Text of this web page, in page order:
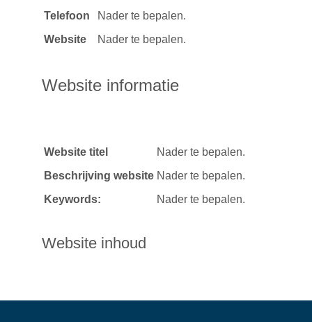
Telefoon
Nader te bepalen.
Website
Nader te bepalen.
Website informatie
Website titel
Nader te bepalen.
Beschrijving website Nader te bepalen.
Keywords:
Nader te bepalen.
Website inhoud